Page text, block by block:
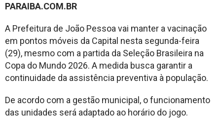
PARAIBA.COM.BR
A Prefeitura de João Pessoa vai manter a vacinação
em pontos móveis da Capital nesta segunda-feira
(29), mesmo com a partida da Seleção Brasileira na
Copa do Mundo 2026. A medida busca garantir a
continuidade da assistência preventiva à população.
De acordo com a gestão municipal, o funcionamento
das unidades será adaptado ao horário do jogo.